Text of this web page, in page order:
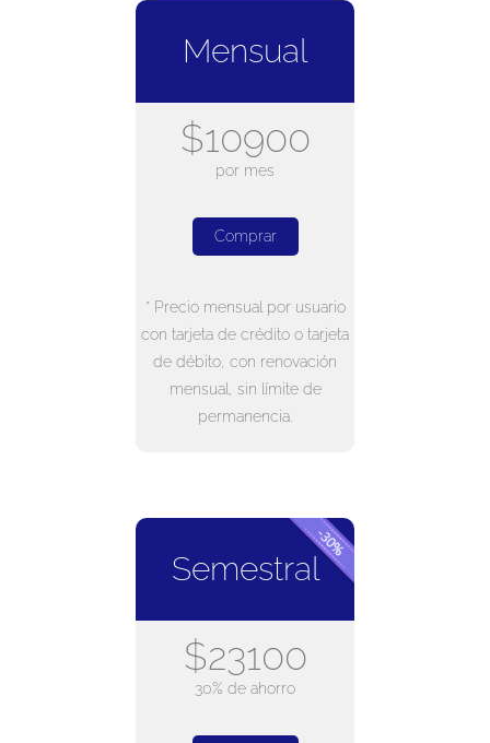
Mensual
$10900
por mes
Comprar
* Precio mensual por usuario
con tarjeta de crédito o tarjeta
de débito, con renovación
mensual, sin límite de
permanencia.
Semestral
$23100
30% de ahorro